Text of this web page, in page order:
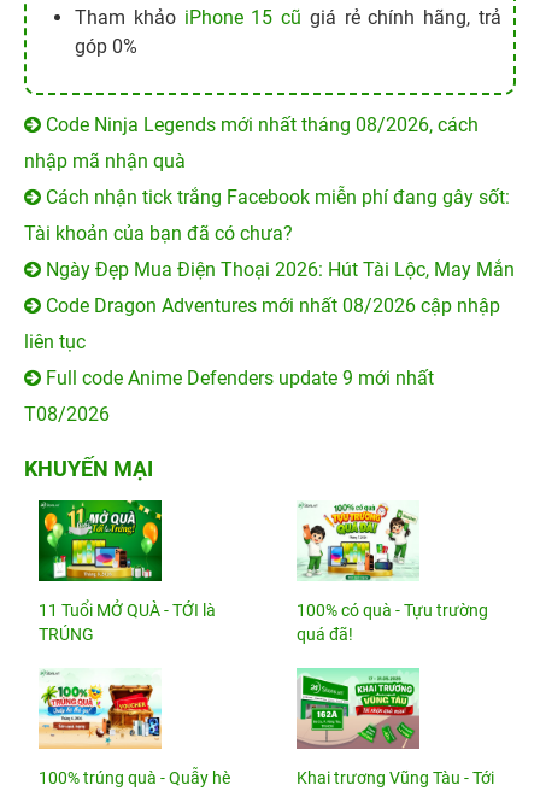
Tài khoản của bạn đã có chưa?
Ngày Đẹp Mua Điện Thoại 2026: Hút Tài Lộc, May Mắn
Code Dragon Adventures mới nhất 08/2026 cập nhập
liên tục
Full code Anime Defenders update 9 mới nhất
T08/2026
KHUYẾN MẠI
TRÚNG
100% trúng quà - Quẫy hè
Khai trương Vũng Tàu - Tới
VỀ 24HSTORE
CHÍNH SÁCH